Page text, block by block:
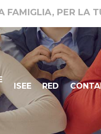
FAMIGLIA, PER LA
ISEE
RED